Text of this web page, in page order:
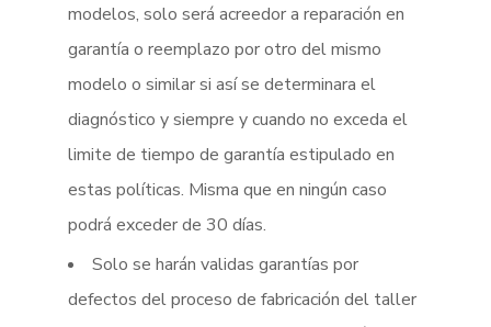
modelos, solo será acreedor a reparación en
garantía o reemplazo por otro del mismo
modelo o similar si así se determinara el
diagnóstico y siempre y cuando no exceda el
limite de tiempo de garantía estipulado en
estas políticas. Misma que en ningún caso
podrá exceder de 30 días.
Solo se harán validas garantías por
defectos del proceso de fabricación del taller